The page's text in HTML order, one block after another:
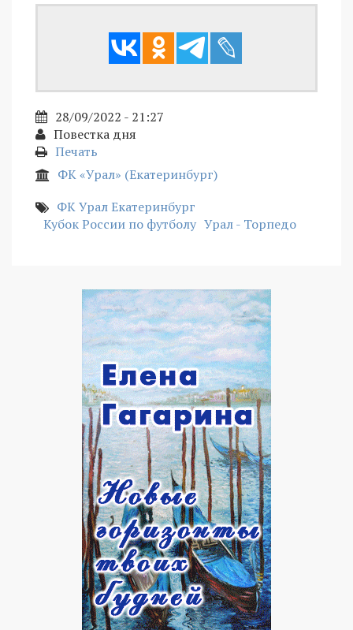
28/09/2022 - 21:27
Повестка дня
Печать
ФК «Урал» (Екатеринбург)
ФК Урал Екатеринбург
Кубок России по футболу Урал - Торпедо